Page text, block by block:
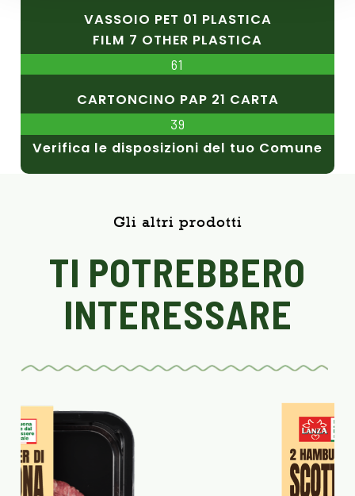
VASSOIO PET 01 PLASTICA
FILM 7 OTHER PLASTICA
61
CARTONCINO PAP 21 CARTA
39
Verifica le disposizioni del tuo Comune
Gli altri prodotti
TI POTREBBERO
INTERESSARE